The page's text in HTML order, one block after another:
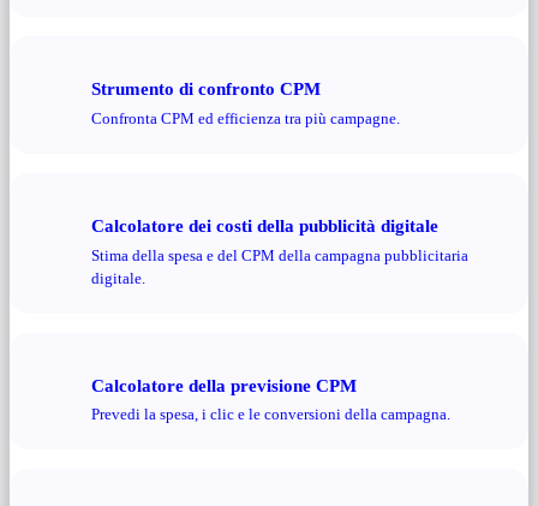
Strumento di confronto CPM
Confronta CPM ed efficienza tra più campagne.
Calcolatore dei costi della pubblicità digitale
Stima della spesa e del CPM della campagna pubblicitaria
digitale.
Calcolatore della previsione CPM
Prevedi la spesa, i clic e le conversioni della campagna.